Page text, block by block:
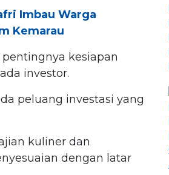
Imbau Warga
Kemarau
kesiapan
investor.
peluang investasi yang
kuliner dan
dengan latar